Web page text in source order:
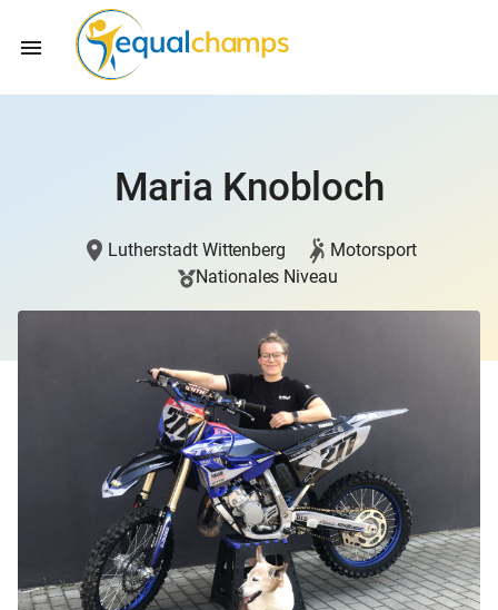
Maria Knobloch
Lutherstadt Wittenberg
Motorsport
Nationales Niveau